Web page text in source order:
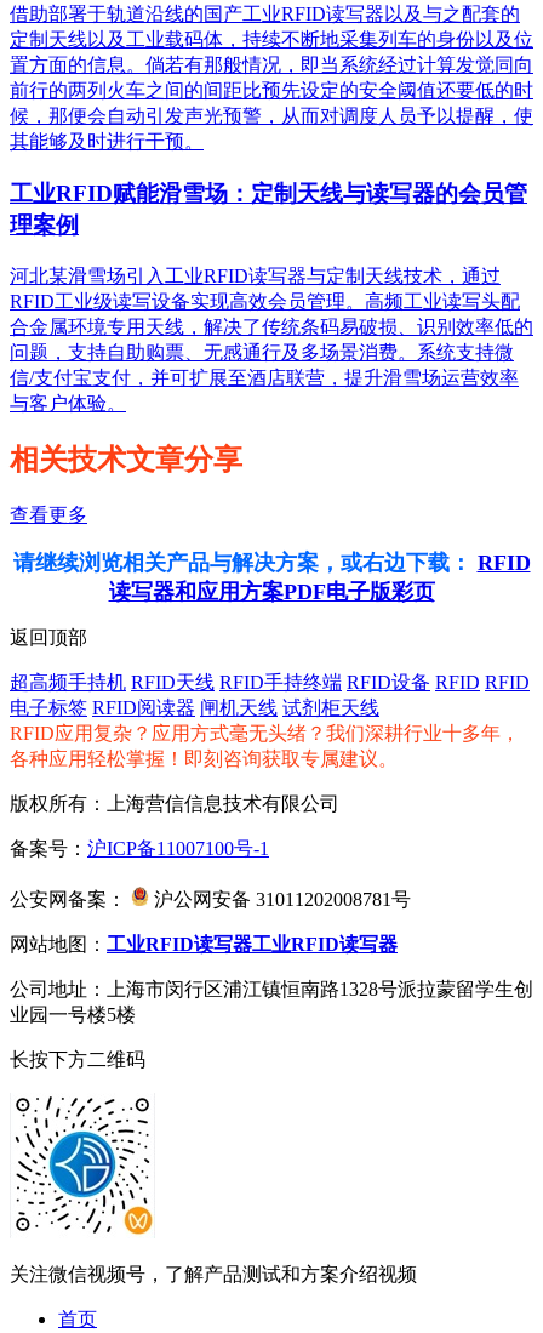
借助部署于轨道沿线的国产工业RFID读写器以及与之配套的
定制天线以及工业载码体，持续不断地采集列车的身份以及位
置方面的信息。倘若有那般情况，即当系统经过计算发觉同向
前行的两列火车之间的间距比预先设定的安全阈值还要低的时
候，那便会自动引发声光预警，从而对调度人员予以提醒，使
其能够及时进行干预。
工业RFID赋能滑雪场：定制天线与读写器的会员管
理案例
河北某滑雪场引入工业RFID读写器与定制天线技术，通过
RFID工业级读写设备实现高效会员管理。高频工业读写头配
合金属环境专用天线，解决了传统条码易破损、识别效率低的
问题，支持自助购票、无感通行及多场景消费。系统支持微
信/支付宝支付，并可扩展至酒店联营，提升滑雪场运营效率
与客户体验。
相关技术文章分享
查看更多
请继续浏览相关产品与解决方案，或右边下载： RFID
读写器和应用方案PDF电子版彩页
返回顶部
超高频手持机 RFID天线 RFID手持终端 RFID设备 RFID RFID
电子标签 RFID阅读器 闸机天线 试剂柜天线
RFID应用复杂？应用方式毫无头绪？我们深耕行业十多年，
各种应用轻松掌握！即刻咨询获取专属建议。
版权所有：上海营信信息技术有限公司
备案号： 沪ICP备11007100号-1
公安网备案： 沪公网安备 31011202008781号
网站地图： 工业RFID读写器工业RFID读写器
公司地址：上海市闵行区浦江镇恒南路1328号派拉蒙留学生创
业园一号楼5楼
长按下方二维码
关注微信视频号，了解产品测试和方案介绍视频
首页